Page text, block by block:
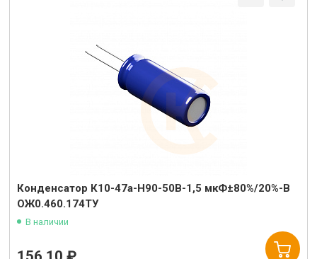
Конденсатор К10-47а-Н90-50В-1,5 мкФ±80%/20%-В
ОЖ0.460.174ТУ
В наличии